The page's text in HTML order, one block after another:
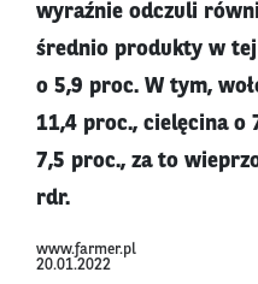
wyraźnie odczuli
średnio produkty w
o 5,9 proc. W tym,
11,4 proc., cielęcina o
7,5 proc., za to
rdr.
www.farmer.pl
20.01.2022